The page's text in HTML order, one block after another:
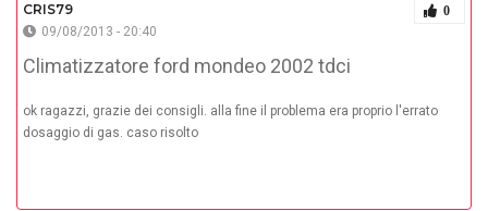
CRIS79 0
09/08/2013 - 20:40
Climatizzatore ford mondeo 2002 tdci
ok ragazzi, grazie dei consigli. alla fine il problema era proprio l'errato
dosaggio di gas. caso risolto